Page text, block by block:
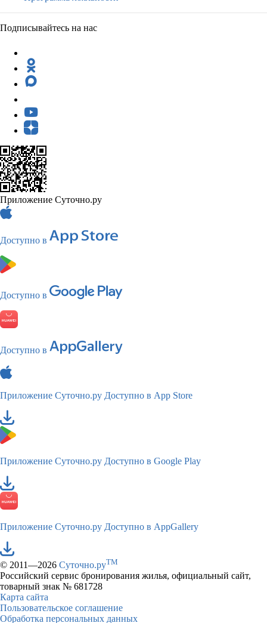
Подписывайтесь на нас
Приложение Суточно.ру
Доступно в
Доступно в
Доступно в
Приложение Суточно.ру Доступно в App Store
Приложение Суточно.ру Доступно в Google Play
Приложение Суточно.ру Доступно в AppGallery
© 2011—2026 Суточно.руTM
Российский сервис бронирования жилья, официальный сайт,
товарный знак № 681728
Карта сайта
Пользовательское соглашение
Обработка персональных данных